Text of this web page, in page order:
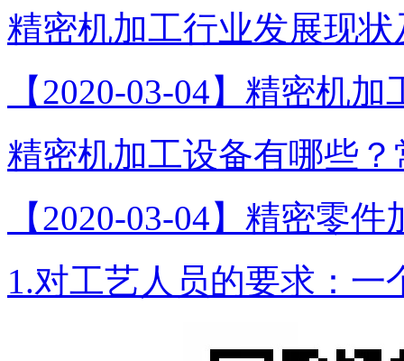
精密机加工行业发展现
【2020-03-04】精密机
精密机加工设备有哪些
【2020-03-04】精密零
1.对工艺人员的要求：一